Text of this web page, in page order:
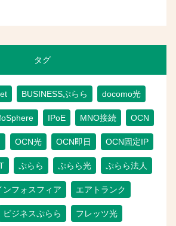
タグ
BUSINESSぷらら docomo光
IPoE MNO接続 OCN
OCN光 OCN即日 OCN固定IP
ぷらら ぷらら光 ぷらら法人
ンフォスフィア エアトランク
ビジネスぷらら フレッツ光